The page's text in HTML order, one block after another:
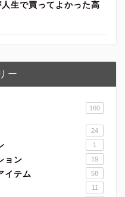
生で買ってよかった高
ー
160
24
1
ョン 19
イテム 58
11